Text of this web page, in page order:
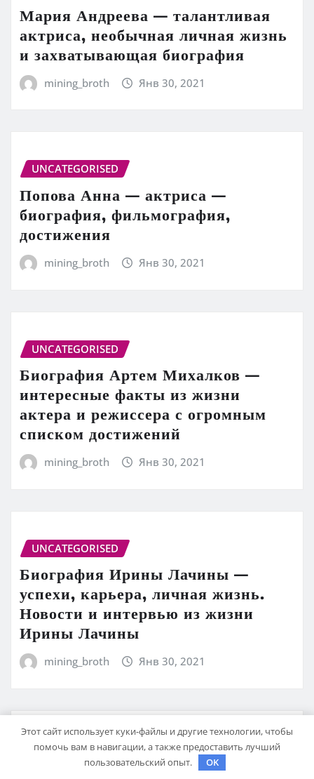
Мария Андреева — талантливая
актриса, необычная личная жизнь
и захватывающая биография
mining_broth Янв 30, 2021
UNCATEGORISED
Попова Анна — актриса —
биография, фильмография,
достижения
mining_broth Янв 30, 2021
UNCATEGORISED
Биография Артем Михалков —
интересные факты из жизни
актера и режиссера с огромным
списком достижений
mining_broth Янв 30, 2021
UNCATEGORISED
Биография Ирины Лачины —
успехи, карьера, личная жизнь.
Новости и интервью из жизни
Ирины Лачины
mining_broth Янв 30, 2021
UNCATEGORISED
Фильтры для воды на дачу из
Этот сайт использует куки-файлы и другие технологии, чтобы
помочь вам в навигации, а также предоставить лучший
пользовательский опыт.
OK